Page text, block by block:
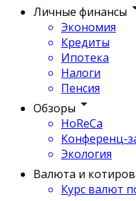
Личные финансы
Экономия
Кредиты
Ипотека
Налоги
Пенсия
Обзоры
HoReCa
Конференц-
Экология
Валюта и
Курс валют